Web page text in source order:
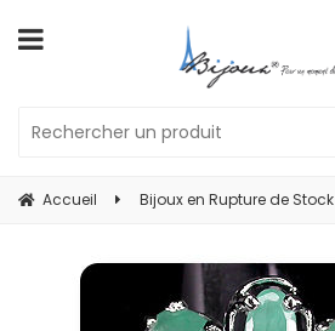
Accueil Bijoux en Rupture de Stock